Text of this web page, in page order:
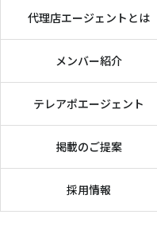
代理店エージェントとは
メンバー紹介
テレアポエージェント
掲載のご提案
採用情報